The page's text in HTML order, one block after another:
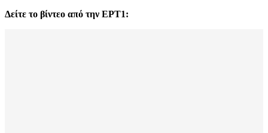
Δείτε το βίντεο από την ΕΡΤ1: